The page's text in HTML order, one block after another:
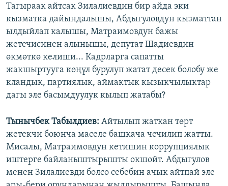
Тагыраак айтсак Зилалиевдин бир айда эки
кызматка дайындалышы, Абдыгуловдун кызматтан
ылдыйлап калышы, Матраимовдун бажы
жетечисинен алынышы, депутат Шадиевдин
өкмөткө келиши... Кадрларга сапатты
жакшыртууга көңүл бурулуп жатат десек болобу же
кландык, партиялык, аймактык кызыкчылыктар
дагы эле басымдуулук кылып жатабы?
Тынычбек Табылдиев: Айтылып жаткан төрт
жетекчи боюнча маселе башкача чечилип жатты.
Мисалы, Матраимовдун кетишин коррупциялык
иштерге байланыштырышты окшойт. Абдыгулов
менен Зилалиевди болсо себебин ачык айтпай эле